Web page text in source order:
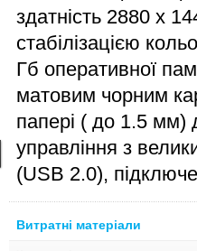
здатність 2880 х
стабілізацією
Гб оперативної
матовим чорним
папері ( до 1.5
управління з
(USB 2.0),
Витратні матеріали